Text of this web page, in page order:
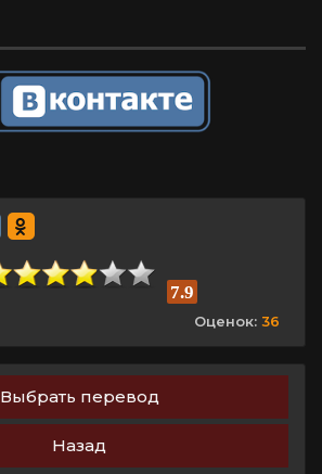
7.9
Оценок: 36
Выбрать перевод
Назад